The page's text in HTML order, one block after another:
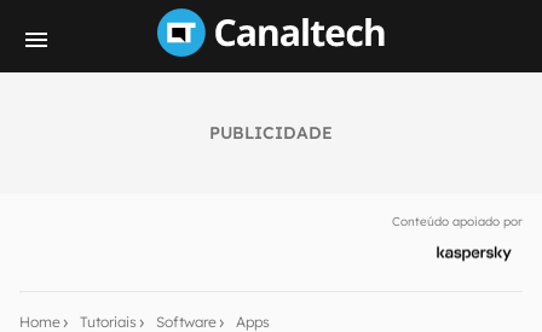
PUBLICIDADE
Conteúdo apoiado por
Home Tutoriais Software Apps
notícias e reviews sobre tecnologia em primeira